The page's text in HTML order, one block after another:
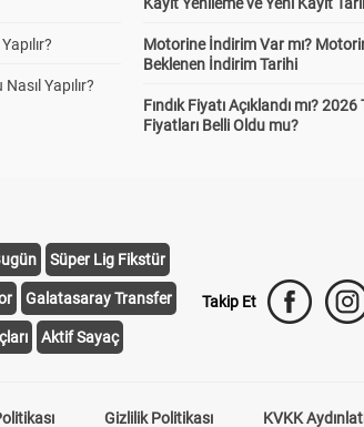
Yapılır?
Motorine İndirim Var mı?
Beklenen İndirim Tarihi
Fındık Fiyatı Açıklandı mı? 2026
Fiyatları Belli Oldu mu?
Süper Lig Fikstür
Galatasaray Transfer
Aktif Sayaç
Takip Et
Gizlilik Politikası KVKK